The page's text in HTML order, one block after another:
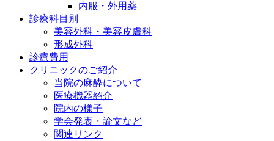
内服・外用薬
診療科目別
美容外科・美容皮膚科
形成外科
診療費用
クリニックのご紹介
当院の麻酔について
医療機器紹介
院内の様子
学会発表・論文など
関連リンク